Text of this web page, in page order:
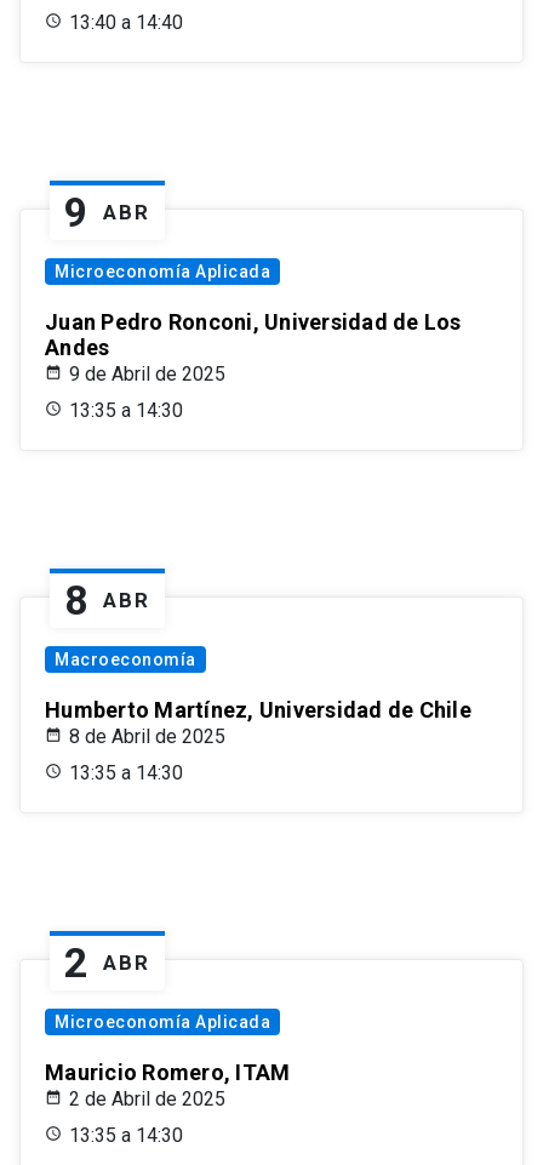
13:40 a 14:40
9 ABR
Microeconomía Aplicada
Juan Pedro Ronconi, Universidad de Los
Andes
9 de Abril de 2025
13:35 a 14:30
8 ABR
Macroeconomía
Humberto Martínez, Universidad de Chile
8 de Abril de 2025
13:35 a 14:30
2 ABR
Microeconomía Aplicada
Mauricio Romero, ITAM
2 de Abril de 2025
13:35 a 14:30